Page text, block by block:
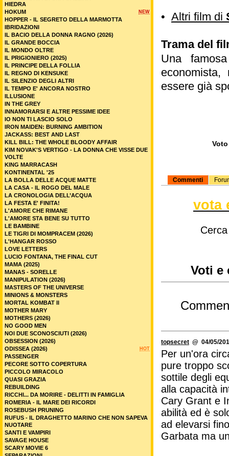
• Altri film di
Trama del
Una
essere già
Commenti
vota
Voti e
topsecret @ 04/05/
Per un'ora
pure troppo
sottile degli
alla capacità
Cary Grant e
abilità ed è
ad elevarsi
Garbata ma
HIEDRA
NEW
HOKUM
HOPPER - IL SEGRETO DELLA MARMOTTA
IBRIDAZIONI
IL BACIO DELLA DONNA RAGNO (2026)
IL GRANDE BOCCIA
IL MONDO OLTRE
IL PRIGIONIERO (2025)
IL PRINCIPE DELLA FOLLIA
IL REGNO DI KENSUKE
IL SILENZIO DEGLI ALTRI
IL TEMPO E' ANCORA NOSTRO
ILLUSIONE
IN THE GREY
INNAMORARSI E ALTRE PESSIME IDEE
IO NON TI LASCIO SOLO
IRON MAIDEN: BURNING AMBITION
JACKASS: BEST AND LAST
KILL BILL: THE WHOLE BLOODY AFFAIR
KIM NOVAK'S VERTIGO - LA DONNA CHE VISSE DUE
VOLTE
KING MARRACASH
KONTINENTAL '25
LA BOLLA DELLE ACQUE MATTE
LA CASA - IL ROGO DEL MALE
LA CRONOLOGIA DELL’ACQUA
LA FESTA E' FINITA!
L'AMORE CHE RIMANE
L'AMORE STA BENE SU TUTTO
LE BAMBINE
LE TIGRI DI MOMPRACEM (2026)
L'HANGAR ROSSO
LOVE LETTERS
LUCIO FONTANA, THE FINAL CUT
MAMA (2025)
MANAS - SORELLE
MANIPULATION (2026)
MASTERS OF THE UNIVERSE
MINIONS & MONSTERS
MORTAL KOMBAT II
MOTHER MARY
MOTHERS (2026)
NO GOOD MEN
NOI DUE SCONOSCIUTI (2026)
OBSESSION (2026)
HOT
ODISSEA (2026)
PASSENGER
PECORE SOTTO COPERTURA
PICCOLO MIRACOLO
QUASI GRAZIA
REBUILDING
RICCHI... DA MORIRE - DELITTI IN FAMIGLIA
ROMERIA - IL MARE DEI RICORDI
ROSEBUSH PRUNING
RUFUS - IL DRAGHETTO MARINO CHE NON SAPEVA
NUOTARE
SANTI E VAMPIRI
SAVAGE HOUSE
SCARY MOVIE 6